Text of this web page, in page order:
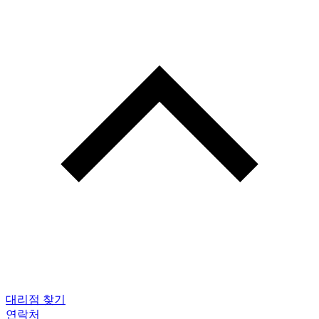
대리점 찾기
연락처